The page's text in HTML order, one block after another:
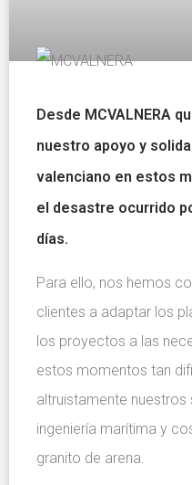
Desde MCVALNERA
nuestro apoyo y
valenciano en estos
el desastre ocurrido
días.
Para ello, nos hemos
clientes a adaptar los
los proyectos a las
estos momentos tan
altruistamente
ingeniería marítima y
granito de arena.